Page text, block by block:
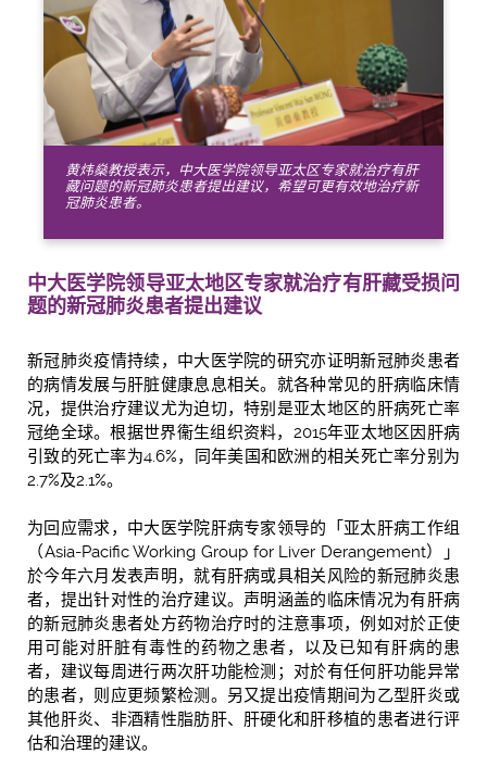
黄炜燊教授表示，中大医学院领导亚太区专家就治疗有肝
藏问题的新冠肺炎患者提出建议，希望可更有效地治疗新
冠肺炎患者。
中大医学院领导亚太地区专家就治疗有肝藏受损问
题的新冠肺炎患者提出建议
新冠肺炎疫情持续，中大医学院的研究亦证明新冠肺炎患者
的病情发展与肝脏健康息息相关。就各种常见的肝病临床情
况，提供治疗建议尤为迫切，特别是亚太地区的肝病死亡率
冠绝全球。根据世界衞生组织资料，2015年亚太地区因肝病
引致的死亡率为4.6%，同年美国和欧洲的相关死亡率分别为
2.7%及2.1%。
为回应需求，中大医学院肝病专家领导的「亚太肝病工作组
（Asia-Pacific Working Group for Liver Derangement）」
於今年六月发表声明，就有肝病或具相关风险的新冠肺炎患
者，提出针对性的治疗建议。声明涵盖的临床情况为有肝病
的新冠肺炎患者处方药物治疗时的注意事项，例如对於正使
用可能对肝脏有毒性的药物之患者，以及已知有肝病的患
者，建议每周进行两次肝功能检测；对於有任何肝功能异常
的患者，则应更频繁检测。另又提出疫情期间为乙型肝炎或
其他肝炎、非酒精性脂肪肝、肝硬化和肝移植的患者进行评
估和治理的建议。